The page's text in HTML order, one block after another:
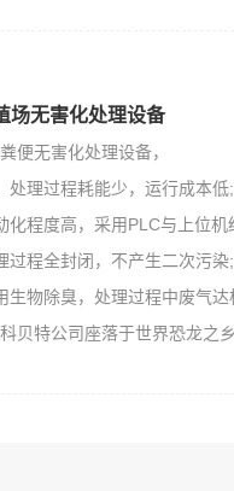
场无害化处理设备
便无害化处理设备，
处理过程耗能少，运行成本
化程度高，采用PLC与上位
过程全封闭，不产生二次污染;
生物除臭，处理过程中废气达
公司座落于世界恐龙之乡的山东诸城，是一家